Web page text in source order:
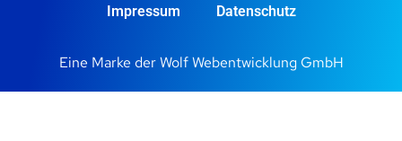
Impressum Datenschutz
Eine Marke derWolf Webentwicklung GmbH